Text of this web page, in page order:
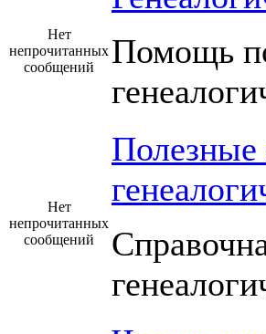
Нет
непрочитанных
сообщений
Помощь
Нет
непрочитанных
сообщений